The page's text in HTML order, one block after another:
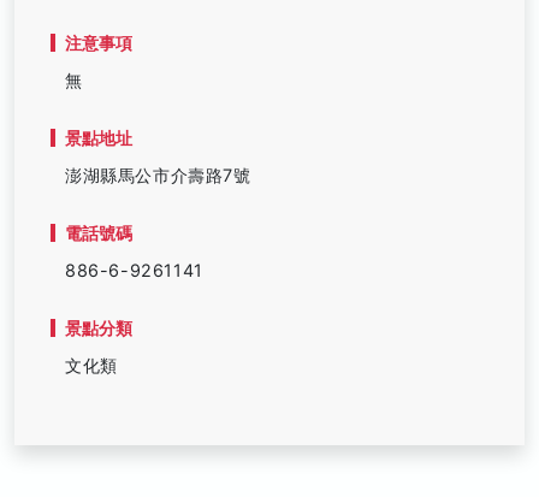
注意事項
無
景點地址
澎湖縣馬公市介壽路7號
電話號碼
886-6-9261141
景點分類
文化類